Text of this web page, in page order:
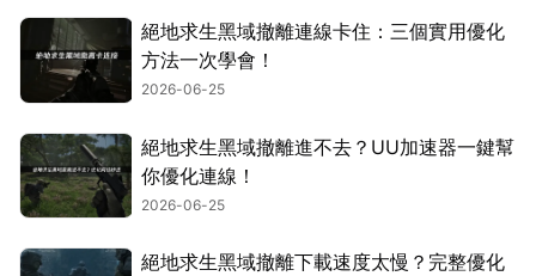
絕地求生黑域撤離連線卡住：三個實用優化
方法一次學會！
2026-06-25
絕地求生黑域撤離進不去？UU加速器一鍵幫
你優化連線！
2026-06-25
絕地求生黑域撤離下載速度太慢？完整優化